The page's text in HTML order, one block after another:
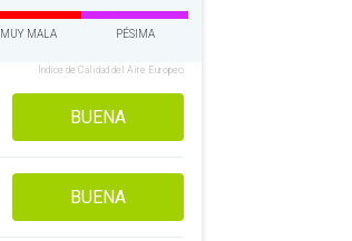
MUY MALA PÉSIMA
Índice de Calidad del Aire Europeo
BUENA
BUENA